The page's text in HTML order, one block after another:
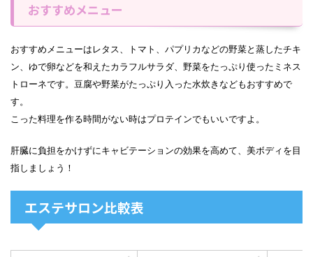
おすすめメニュー
おすすめメニューはレタス、トマト、パプリカなどの野菜と蒸したチキ
ン、ゆで卵などを和えたカラフルサラダ、野菜をたっぷり使ったミネス
トローネです。豆腐や野菜がたっぷり入った水炊きなどもおすすめで
す。
こった料理を作る時間がない時はプロテインでもいいですよ。
肝臓に負担をかけずにキャビテーションの効果を高めて、美ボディを目
指しましょう！
エステサロン比較表